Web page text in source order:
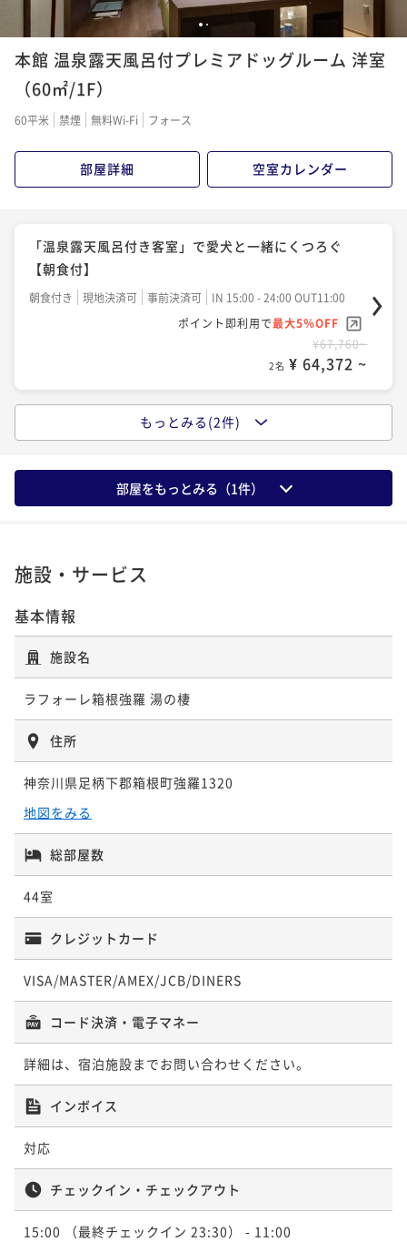
「和-fusionの夕食」TOKUSENディナーと温泉で特別
なひと時を
二食付き 現地決済可
1 2
本館 温泉露天風呂付プレミアドッグルーム 洋室
（60㎡/1F）
60平米 禁煙 無料Wi-Fi フォース
部屋詳細 空室カレンダー
「温泉露天風呂付き客室」で愛犬と一緒にくつろぐ
【朝食付】
朝食付き 現地決済可 事前決済可
IN 15:00 - 24:00 OUT11:00
ポイント即利用で最大5％OFF
¥67,760~
2名 ¥ 64,372 ~
「温泉露天風呂付き客室」で愛犬と一緒にくつろぐ【K
現地決済可 事前決済可
IN 15:00 - 19:30 OUT11:00
ポイント即利用で最大5％OFF
「温泉露天風呂付き客室」で愛犬と一緒にくつろぐ【T
OKUSENディナー】
二食付き 現地決済可
ポイント即利用で
もっとみる(2件)
部屋をもっとみる（1件）
施設・サービス
基本情報
施設名
ラフォーレ箱根強羅 湯の棲
住所
神奈川県足柄下郡箱根町強羅1320
地図をみる
総部屋数
44室
クレジットカード
VISA/MASTER/AMEX/JCB/DINERS
コード決済・電子マネー
詳細は、宿泊施設までお問い合わせください。
インボイス
対応
チェックイン・チェックアウト
15:00 （最終チェックイン 23:30） - 11:00